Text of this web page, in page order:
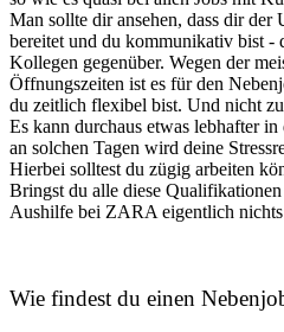
Man sollte dir ansehen, dass dir der
bereitet und du kommunikativ bist -
Kollegen gegenüber. Wegen der
Öffnungszeiten ist es für den
du zeitlich flexibel bist. Und nicht
Es kann durchaus etwas lebhafter
an solchen Tagen wird deine
Hierbei solltest du zügig arbeiten
Bringst du alle diese
Aushilfe bei ZARA eigentlich
Wie findest du einen